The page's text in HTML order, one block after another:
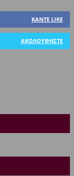
ΚΆΝΤΕ LIKE
ΑΚΟΛΟΥΘΉΣΤΕ